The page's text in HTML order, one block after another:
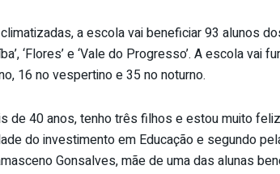
a escola vai beneficiar 93 alunos
‘Flores’ e ‘Vale do Progresso’. A escola vai
16 no vespertino e 35 no noturno.
de 40 anos, tenho três filhos e estou muito
do investimento em Educação e segundo
Gonsalves, mãe de uma das alunas